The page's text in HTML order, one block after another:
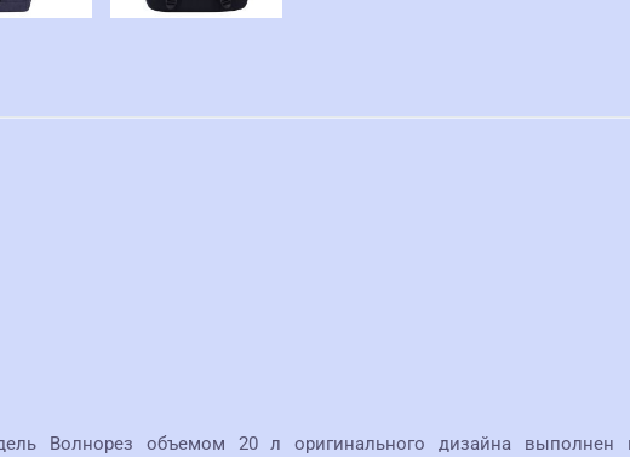
Волнорез объемом 20 л оригинального дизайна